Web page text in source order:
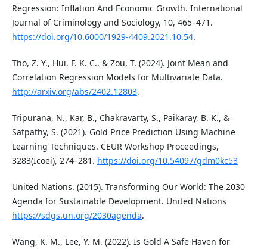
Regression: Inflation And Economic Growth. International
Journal of Criminology and Sociology, 10, 465–471.
https://doi.org/10.6000/1929-4409.2021.10.54.
Tho, Z. Y., Hui, F. K. C., & Zou, T. (2024). Joint Mean and
Correlation Regression Models for Multivariate Data.
http://arxiv.org/abs/2402.12803.
Tripurana, N., Kar, B., Chakravarty, S., Paikaray, B. K., &
Satpathy, S. (2021). Gold Price Prediction Using Machine
Learning Techniques. CEUR Workshop Proceedings,
3283(Icoei), 274–281. https://doi.org/10.54097/gdm0kc53
United Nations. (2015). Transforming Our World: The 2030
Agenda for Sustainable Development. United Nations
https://sdgs.un.org/2030agenda.
Wang, K. M., Lee, Y. M. (2022). Is Gold A Safe Haven for